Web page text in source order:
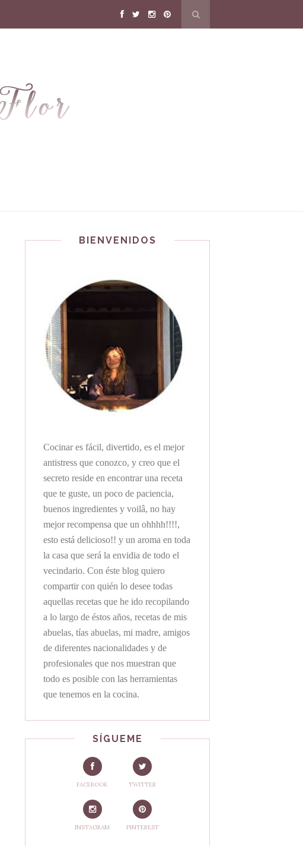
BIENVENIDOS
Cocinar es fácil, divertido, es el mejor
antistress que conozco, y creo que el
secreto reside en encontrar una receta
que te guste, un poco de paciencia,
buenos ingredientes y voilâ, no hay
mejor recompensa que un ohhhh!!!!,
esto está delicioso!! y un aroma en toda
la casa que será la envidia de todo el
vecindario. Con éste blog quiero
compartir con quién lo desee todas
aquellas recetas que he ido recopilando
a lo largo de éstos años, recetas de mis
abuelas, tías abuelas, mi madre, amigos
de diferentes nacionalidades y de
profesionales que nos muestran que
todo es posible con las herramientas
que tenemos en la cocina.
SÍGUEME
FACEBOOK TWITTER
INSTAGRAM PINTEREST